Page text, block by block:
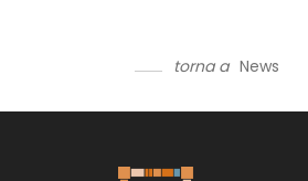
torna a News